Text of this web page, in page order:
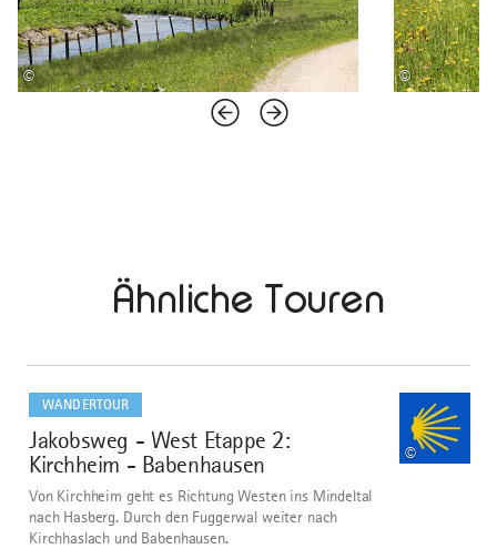
© ©
Ähnliche Touren
WANDERTOUR
1
Jakobsweg - West Etappe 2:
Kirchheim - Babenhausen
©
Von Kirchheim geht es Richtung Westen ins Mindeltal
nach Hasberg. Durch den Fuggerwal weiter nach
Kirchhaslach und Babenhausen.
dazu